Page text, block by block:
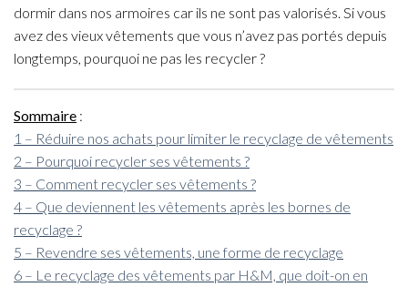
dormir dans nos armoires car ils ne sont pas valorisés. Si vous
avez des vieux vêtements que vous n’avez pas portés depuis
longtemps, pourquoi ne pas les recycler ?
Sommaire :
1 – Réduire nos achats pour limiter le recyclage de vêtements
2 – Pourquoi recycler ses vêtements ?
3 – Comment recycler ses vêtements ?
4 – Que deviennent les vêtements après les bornes de
recyclage ?
5 – Revendre ses vêtements, une forme de recyclage
6 – Le recyclage des vêtements par H&M, que doit-on en